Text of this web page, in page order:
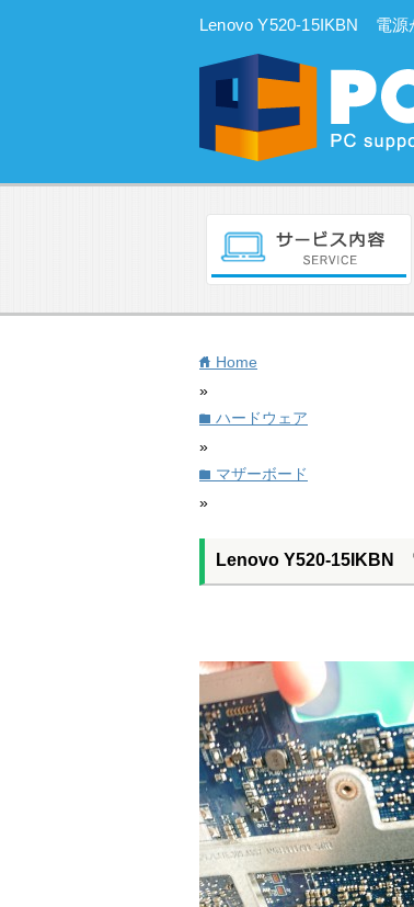
Lenovo Y520-15IKBN 電源
home Home
»
folder ハードウェア
»
folder マザーボード
»
Lenovo Y520-15IKBN